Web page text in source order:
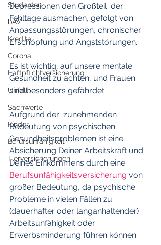
Studenten
bAV
Kredite
Corona
Haftpflichtversicherung
Unfall
Sachwerte
Kinder
Berufsunfähigkeit
Tierversicherungen
Depressionen den Großteil  der
Fehltage ausmachen, gefolgt von
Anpassungsstörungen, chronischer
Erschöpfung und Angststörungen.
Es ist wichtig, auf unsere mentale
Gesundheit zu achten, und Frauen
sind besonders gefährdet.
Aufgrund der  zunehmenden
Bedeutung von psychischen
Gesundheitsproblemen ist eine
Absicherung Deiner Arbeitskraft und
Deines Einkommens durch eine
Berufsunfähigkeitsversicherung von
großer Bedeutung, da psychische
Probleme in vielen Fällen zu
(dauerhafter oder langanhaltender)
Arbeitsunfähigkeit oder
Erwerbsminderung führen können